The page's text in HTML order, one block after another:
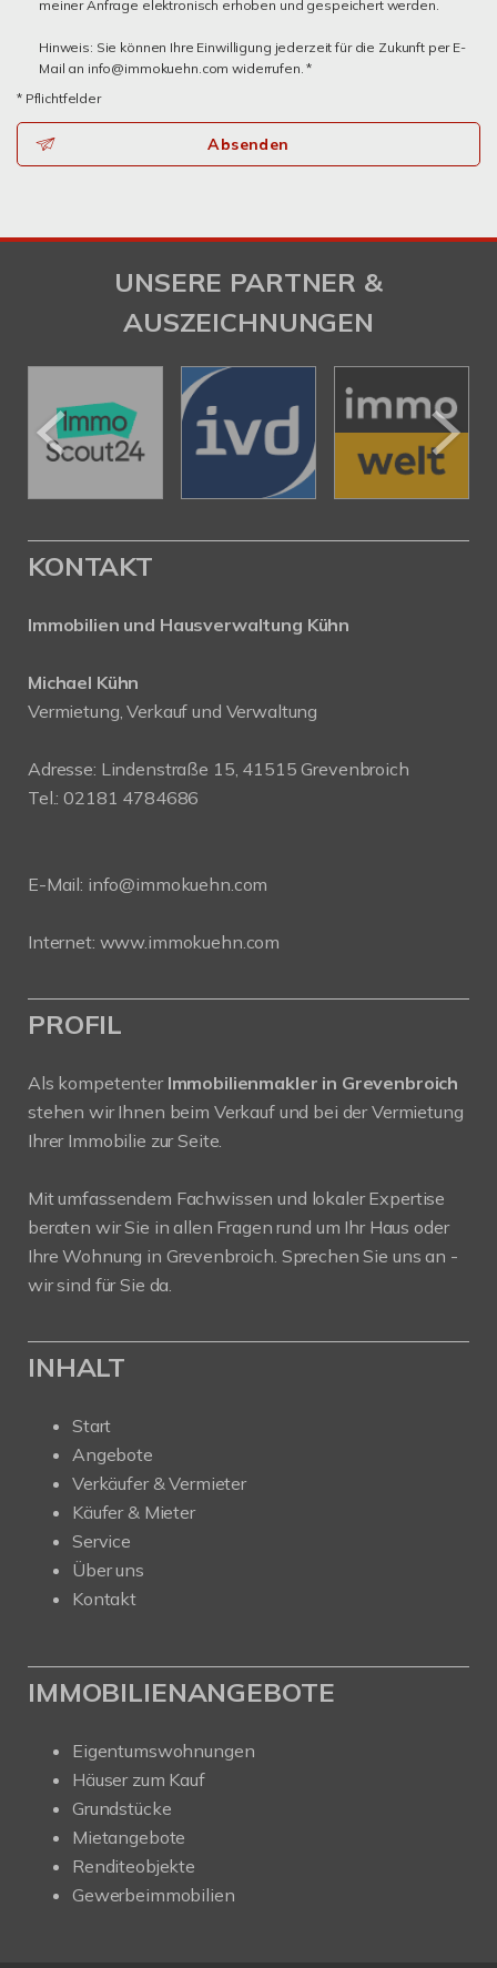
meiner Anfrage elektronisch erhoben und gespeichert werden.
Hinweis: Sie können Ihre Einwilligung jederzeit für die Zukunft per E-
Mail an info@immokuehn.com widerrufen. *
* Pflichtfelder
Absenden
UNSERE PARTNER &
AUSZEICHNUNGEN
KONTAKT
Immobilien und Hausverwaltung Kühn
Michael Kühn
Vermietung, Verkauf und Verwaltung
Adresse: Lindenstraße 15, 41515 Grevenbroich
Tel.: 02181 4784686
E-Mail: info@immokuehn.com
Internet: www.immokuehn.com
PROFIL
Als kompetenter Immobilienmakler in Grevenbroich
stehen wir Ihnen beim Verkauf und bei der Vermietung
Ihrer Immobilie zur Seite.
Mit umfassendem Fachwissen und lokaler Expertise
beraten wir Sie in allen Fragen rund um Ihr Haus oder
Ihre Wohnung in Grevenbroich. Sprechen Sie uns an -
wir sind für Sie da.
INHALT
Start
Angebote
Verkäufer & Vermieter
Käufer & Mieter
Service
Über uns
Kontakt
IMMOBILIENANGEBOTE
Eigentumswohnungen
Häuser zum Kauf
Grundstücke
Mietangebote
Renditeobjekte
Gewerbeimmobilien